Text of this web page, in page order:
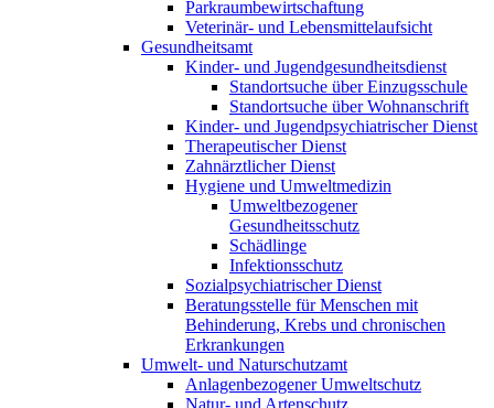
Parkraum­bewirtschaftung
Veterinär- und Lebensmittelaufsicht
Gesundheitsamt
Kinder- und Jugendgesund­heitsdienst
Standortsuche über Einzugsschule
Standortsuche über Wohnanschrift
Kinder- und Jugend­psychiatrischer Dienst
Therapeutischer Dienst
Zahnärztlicher Dienst
Hygiene und Umweltmedizin
Umweltbezogener
Gesundheitsschutz
Schädlinge
Infektionsschutz
Sozial­psychiatrischer Dienst
Beratungsstelle für Menschen mit
Behinderung, Krebs und chronischen
Erkrankungen
Umwelt- und Naturschutzamt
Anlagen­bezogener Umweltschutz